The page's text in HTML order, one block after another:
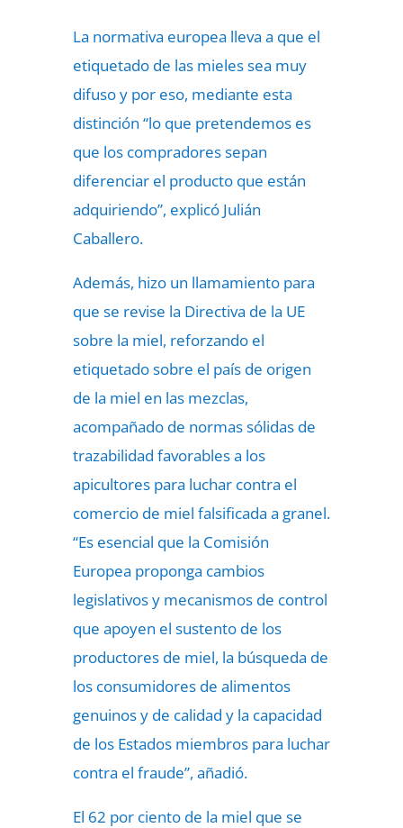
La normativa europea lleva a que el
etiquetado de las mieles sea muy
difuso y por eso, mediante esta
distinción “lo que pretendemos es
que los compradores sepan
diferenciar el producto que están
adquiriendo”, explicó Julián
Caballero.
Además, hizo un llamamiento para
que se revise la Directiva de la UE
sobre la miel, reforzando el
etiquetado sobre el país de origen
de la miel en las mezclas,
acompañado de normas sólidas de
trazabilidad favorables a los
apicultores para luchar contra el
comercio de miel falsificada a granel.
“Es esencial que la Comisión
Europea proponga cambios
legislativos y mecanismos de control
que apoyen el sustento de los
productores de miel, la búsqueda de
los consumidores de alimentos
genuinos y de calidad y la capacidad
de los Estados miembros para luchar
contra el fraude”, añadió.
El 62 por ciento de la miel que se